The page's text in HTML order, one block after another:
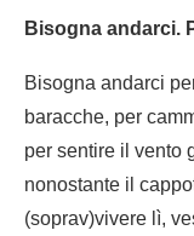
Bisogna andarci.
Bisogna andarci
baracche, per
per sentire il vento
nonostante il
(soprav)vivere lì,